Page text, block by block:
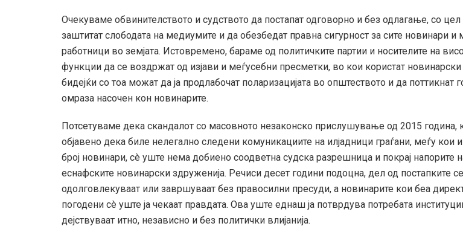
Очекуваме обвинителството и судството да постапат одговорно и без одлагање, со цел
заштитат слободата на медиумите и да обезбедат правна сигурност за сите новинари
работници во земјата. Истовремено, бараме од политичките партии и носителите на
функции да се воздржат од изјави и меѓусебни пресметки, во кои користат
бидејќи со тоа можат да ја продлабочат поларизацијата во општеството и да поттикнат
омраза насочен кон новинарите.
Потсетуваме дека скандалот со масовното незаконско прислушување од 2015 година,
објавено дека биле нелегално следени комуникациите на илјадници граѓани, меѓу кои
број новинари, сè уште нема добиено соодветна судска разрешница и покрај напорите
еснафските новинарски здруженија. Речиси десет години подоцна, дел од постапките се
одолговлекуваат или завршуваат без правосилни пресуди, а новинарите кои беа
погодени сè уште ја чекаат правдата. Ова уште еднаш ја потврдува потребата
дејствуваат итно, независно и без политички влијанија.